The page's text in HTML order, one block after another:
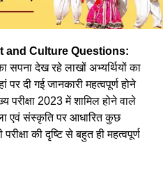
में भाषा का जन्म होता है ?
and Culture Questions:
सपना देख रहे लाखों अभ्यर्थियों का
पर दी गई जानकारी महत्वपूर्ण होने
2023 में शामिल होने वाले
एवं संस्कृति पर आधारित कुछ
की दृष्टि से बहुत ही महत्वपूर्ण